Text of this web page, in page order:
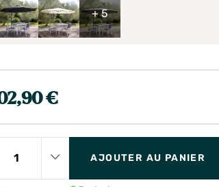
+ 5
€
AJOUTER AU PANIER